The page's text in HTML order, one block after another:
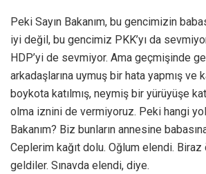
Peki Sayın Bakanım, bu gencimizin
iyi değil, bu gencimiz PKK’yı da
HDP’yi de sevmiyor. Ama geçmişinde
arkadaşlarına uymuş bir hata yapmış ve
boykota katılmış, neymiş bir yürüyüşe
olma iznini de vermiyoruz. Peki hangi
Bakanım? Biz bunların annesine
Ceplerim kağıt dolu. Oğlum elendi. Biraz
geldiler. Sınavda elendi, diye.